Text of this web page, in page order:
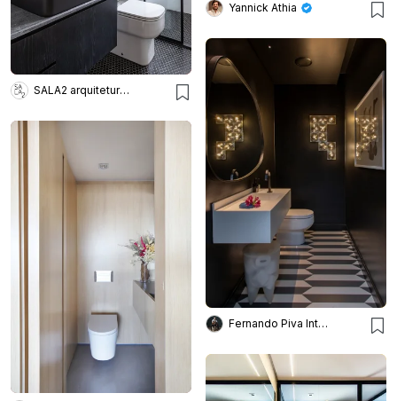
Yannick Athia
SALA2 arquitetura e design
Fernando Piva Interiores